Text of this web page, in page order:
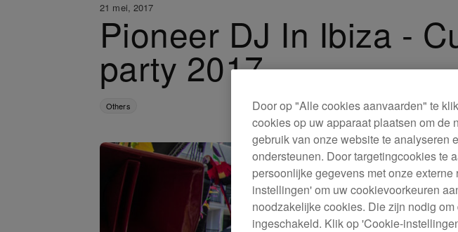
21 mei, 2017
Pioneer DJ In Ibiza -
party 2017
Others
Door op "Alle cookies aanvaarden" te
cookies op uw apparaat plaatsen om de
gebruik van onze website te analyseren
ondersteunen. Door targetingcookies te
persoonlijke gegevens met onze
instellingen' om uw cookievoorkeuren
noodzakelijke cookies. Die zijn nodig
ingeschakeld. Klik op 'Cookie-